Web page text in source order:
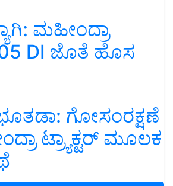
ಮಹೀಂದ್ರಾ
DI ಜೊತೆ ಹೊಸ
ಗೋಸಂರಕ್ಷಣೆ
ಟ್ರ್ಯಾಕ್ಟರ್ ಮೂಲಕ